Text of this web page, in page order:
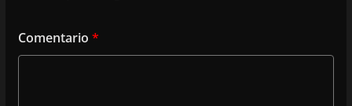
Comentario *